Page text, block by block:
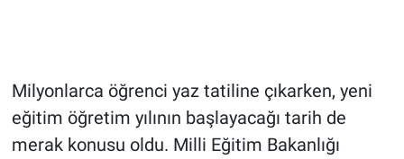
Milyonlarca öğrenci yaz tatiline çıkarken, yeni
eğitim öğretim yılının başlayacağı tarih de
merak konusu oldu. Milli Eğitim Bakanlığı